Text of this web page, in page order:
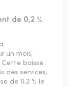
de 0,2 %
un mois,
Cette baisse
des services,
de 0,2 % le